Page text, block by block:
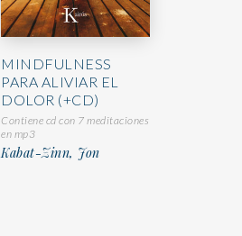
MINDFULNESS
PARA ALIVIAR EL
DOLOR (+CD)
Contiene cd con 7 meditaciones
en mp3
Kabat-Zinn, Jon